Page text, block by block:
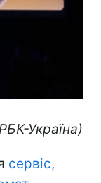
Україна)
сервіс,